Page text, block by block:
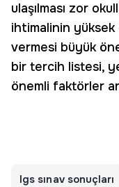
ulaşılması zor
ihtimalinin
vermesi büyük
bir tercih listesi,
önemli faktörler
lgs sınav sonuçları